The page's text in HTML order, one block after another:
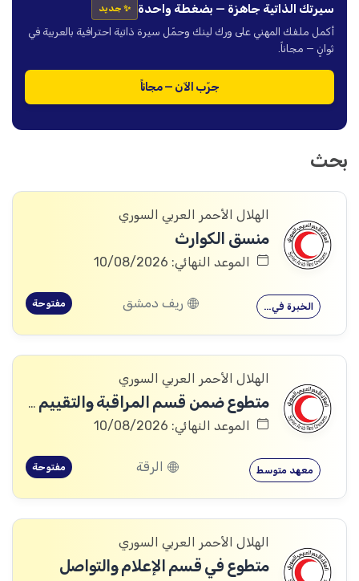
سيرتك الذاتية جاهزة — بضغطة واحدة ✨ جديد
أكمل ملفك المهني على ورك لينك وحمّل سيرة ذاتية احترافية بالعربية في
ثوانٍ — مجاناً.
جرّب الآن — مجاناً
بحث
الهلال الأحمر العربي السوري
منسق الكوارث
الموعد النهائي: 10/08/2026
الخبرة في… ريف دمشق مفتوحة
الهلال الأحمر العربي السوري
متطوع ضمن قسم المراقبة والتقييم والتعلم (MEAL)
الموعد النهائي: 10/08/2026
معهد متوسط الرقة مفتوحة
الهلال الأحمر العربي السوري
متطوع في قسم الإعلام والتواصل